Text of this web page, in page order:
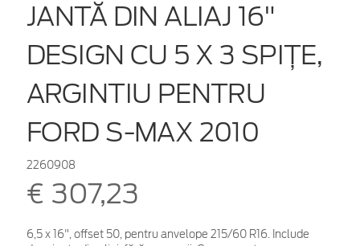
JANTĂ DIN ALIAJ 16"
DESIGN CU 5 X 3 SPIŢE,
ARGINTIU PENTRU
FORD S-MAX 2010
2260908
€ 307,23
6,5 x 16", offset 50, pentru anvelope 215/60 R16. Include